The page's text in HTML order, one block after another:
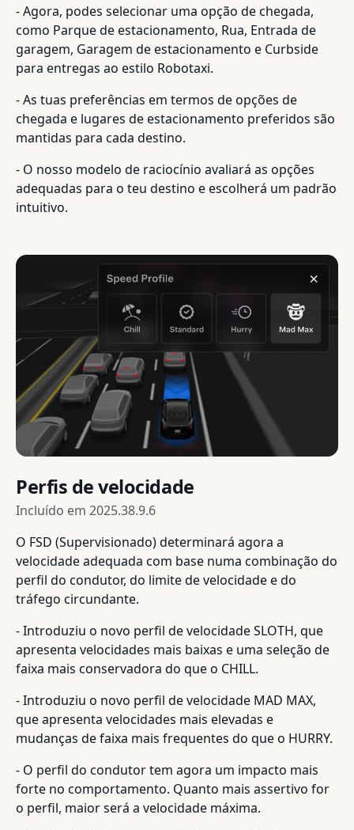
- Agora, podes selecionar uma opção de chegada,
como Parque de estacionamento, Rua, Entrada de
garagem, Garagem de estacionamento e Curbside
para entregas ao estilo Robotaxi.
- As tuas preferências em termos de opções de
chegada e lugares de estacionamento preferidos são
mantidas para cada destino.
- O nosso modelo de raciocínio avaliará as opções
adequadas para o teu destino e escolherá um padrão
intuitivo.
Perfis de velocidade
Incluído em 2025.38.9.6
O FSD (Supervisionado) determinará agora a
velocidade adequada com base numa combinação do
perfil do condutor, do limite de velocidade e do
tráfego circundante.
- Introduziu o novo perfil de velocidade SLOTH, que
apresenta velocidades mais baixas e uma seleção de
faixa mais conservadora do que o CHILL.
- Introduziu o novo perfil de velocidade MAD MAX,
que apresenta velocidades mais elevadas e
mudanças de faixa mais frequentes do que o HURRY.
- O perfil do condutor tem agora um impacto mais
forte no comportamento. Quanto mais assertivo for
o perfil, maior será a velocidade máxima.